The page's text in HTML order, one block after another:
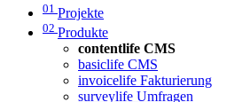
01 Projekte
02 Produkte
contentlife CMS
basiclife CMS
invoicelife Fakturierung
surveylife Umfragen